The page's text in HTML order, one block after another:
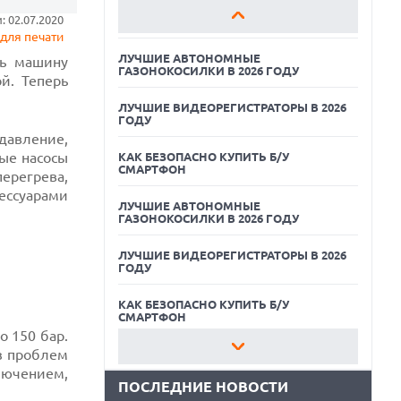
02.07.2020
печати
машину
Теперь
насосы
150 бар.
проблем
КАК БЕЗОПАСНО КУПИТЬ Б/У
ЛУЧШИЕ АВТОНОМНЫЕ
ГАЗОНОКОСИЛКИ В 2026 ГОДУ
ЛУЧШИЕ ВИДЕОРЕГИСТРАТОРЫ В 2026
ГОДУ
КАК БЕЗОПАСНО КУПИТЬ Б/У
СМАРТФОН
ЛУЧШИЕ АВТОНОМНЫЕ
ГАЗОНОКОСИЛКИ В 2026 ГОДУ
ЛУЧШИЕ ВИДЕОРЕГИСТРАТОРЫ В 2026
ГОДУ
КАК БЕЗОПАСНО КУПИТЬ Б/У
СМАРТФОН
ЛУЧШИЕ АВТОНОМНЫЕ
ПОСЛЕДНИЕ НОВОСТИ
ХАКЕР ПРИЗНАЛ ВИНУ ВО ВЗЛОМЕ
SNOWFLAKE И КРАЖЕ ДАННЫХ
07.08.2026
ВРЯД ЛИ ПОВТОРИТ УСПЕХ
07.08.2026